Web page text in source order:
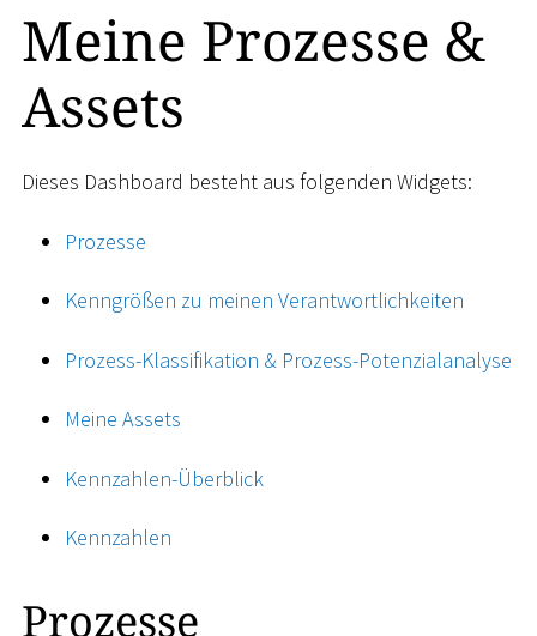
Meine Prozesse &
Assets
Dieses Dashboard besteht aus folgenden Widgets:
Prozesse
Kenngrößen zu meinen Verantwortlichkeiten
Prozess-Klassifikation & Prozess-Potenzialanalyse
Meine Assets
Kennzahlen-Überblick
Kennzahlen
Prozesse